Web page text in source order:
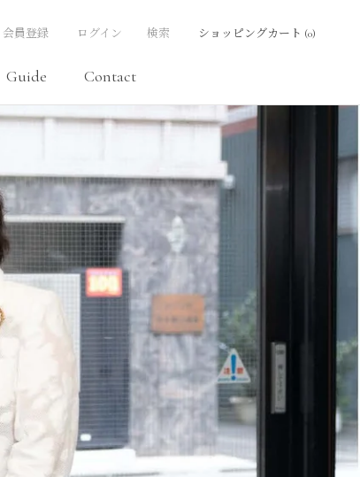
Guide
Contact
会員登録 ログイン 検索 ショッピングカート (0)